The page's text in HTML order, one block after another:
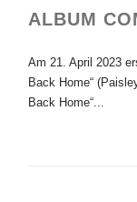
ALBUM
Am 21. April 2023
Back Home“
Back Home“...